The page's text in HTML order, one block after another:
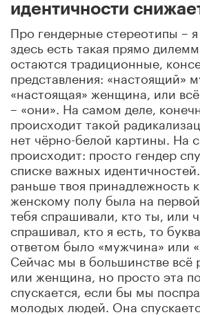
идентичности
Про гендерные стереотипы –
здесь есть такая прямо
остаются традиционные,
представления: «настоящий»
«настоящая» женщина, или
– «они». На самом деле,
происходит такой
нет чёрно-белой картины. На
происходит: просто гендер
списке важных
раньше твоя принадлежность
женскому полу была на
тебя спрашивали, кто ты, или
спрашивал, кто я есть, то
ответом было «мужчина» или
Сейчас мы в большинстве всё
или женщина, но просто эта
спускается, если бы мы
молодых людей. Она